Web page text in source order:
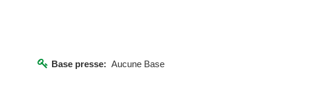
Base presse: Aucune Base